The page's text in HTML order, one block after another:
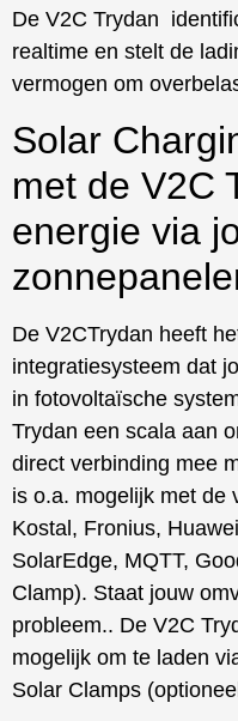
De V2C Trydan
realtime en stelt de
​​vermogen om
Solar
met de V2C
energie via
De V2CTrydan heeft
integratiesysteem dat
in fotovoltaïsche
Trydan een scala aan
direct verbinding mee
is o.a. mogelijk met de
Kostal, Fronius,
SolarEdge, MQTT,
Clamp). Staat jouw
probleem.. De V2C
mogelijk om te laden
Solar Clamps